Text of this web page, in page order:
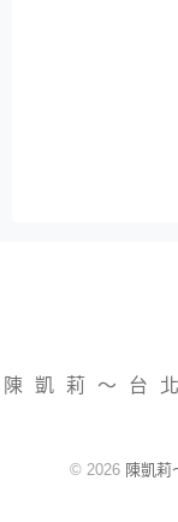
陳凱莉～台
© 2026 陳凱莉